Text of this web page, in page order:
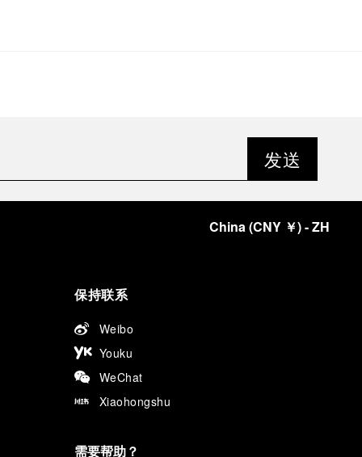
发送
China(CNY ￥)- ZH
保持联系
Weibo
Youku
WeChat
Xiaohongshu
需要帮助？